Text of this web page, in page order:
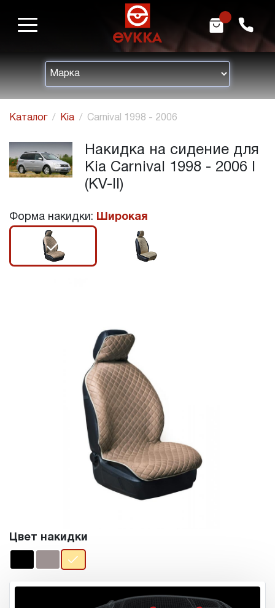
h m
Каталог Kia Carnival 1998 - 2006
Накидка на сидение для
Kia Carnival 1998 - 2006 I
(KV-II)
Форма накидки: Широкая
r
Цвет накидки